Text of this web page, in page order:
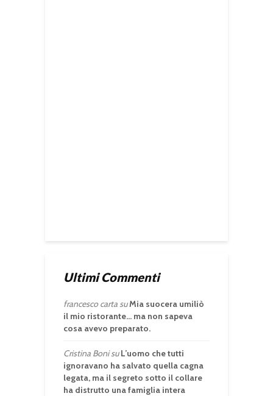
Ultimi Commenti
francesco cartasuMia suocera umiliò
il mio ristorante… ma non sapeva
cosa avevo preparato.
Cristina BonisuL’uomo che tutti
ignoravano ha salvato quella cagna
legata, ma il segreto sotto il collare
ha distrutto una famiglia intera